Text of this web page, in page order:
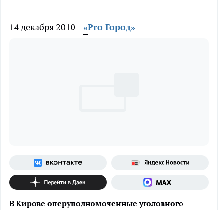
14 декабря 2010 «Pro Город»
В Кирове оперуполномоченные уголовного